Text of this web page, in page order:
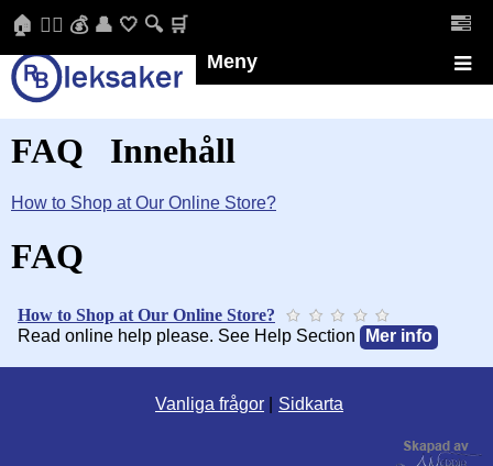
🏠 🏳️‍🌈 💰 👤 🤍 🔍 🛒
Meny
FAQ Innehåll
How to Shop at Our Online Store?
FAQ
How to Shop at Our Online Store?
Read online help please. See Help Section
Mer info
Vanliga frågor Sidkarta